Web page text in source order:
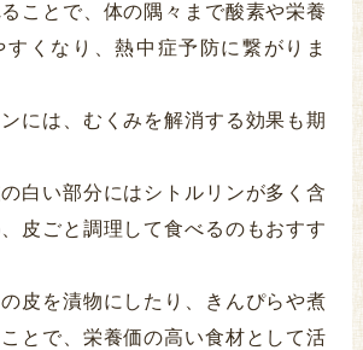
ことで、体の隅々まで酸素や栄養
くなり、熱中症予防に繋がりま
には、むくみを解消する効果も期
白い部分にはシトルリンが多く含
皮ごと調理して食べるのもおすす
皮を漬物にしたり、きんぴらや煮
とで、栄養価の高い食材として活